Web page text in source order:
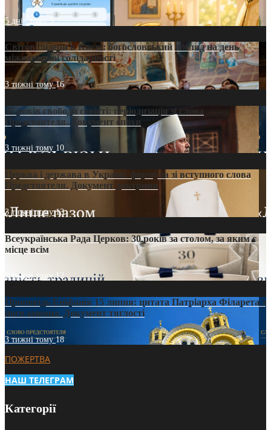
5 днів тому9
Світові лідери в Києві: богословський погляд на день
міжнародної солідарності
3 тижні тому16
35 років свободи совісті: періодизація зі слова
Предстоятеля. Документ епохи
3 тижні тому 10
Церква і держава в Україні: формула зі вступного слова
Предстоятеля. Документ доктрини
3 тижні тому13
Всеукраїнська Рада Церков: 30 років за столом, за яким є
місце всім
3 тижні тому12
Проповідь Епіфанія 15 липня: цитата Патріарха Філарета з
його амвона. Документ тяглості
3 тижні тому18
ПОЖЕРТВА
НАШ ТЕЛЕГРАМ
Категорії